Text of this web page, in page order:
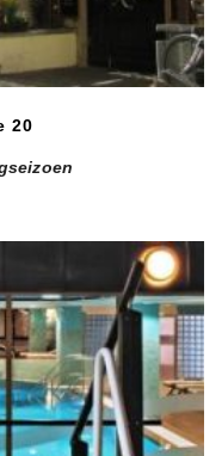
20